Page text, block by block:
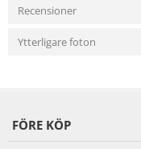
Recensioner
Ytterligare foton
FÖRE KÖP